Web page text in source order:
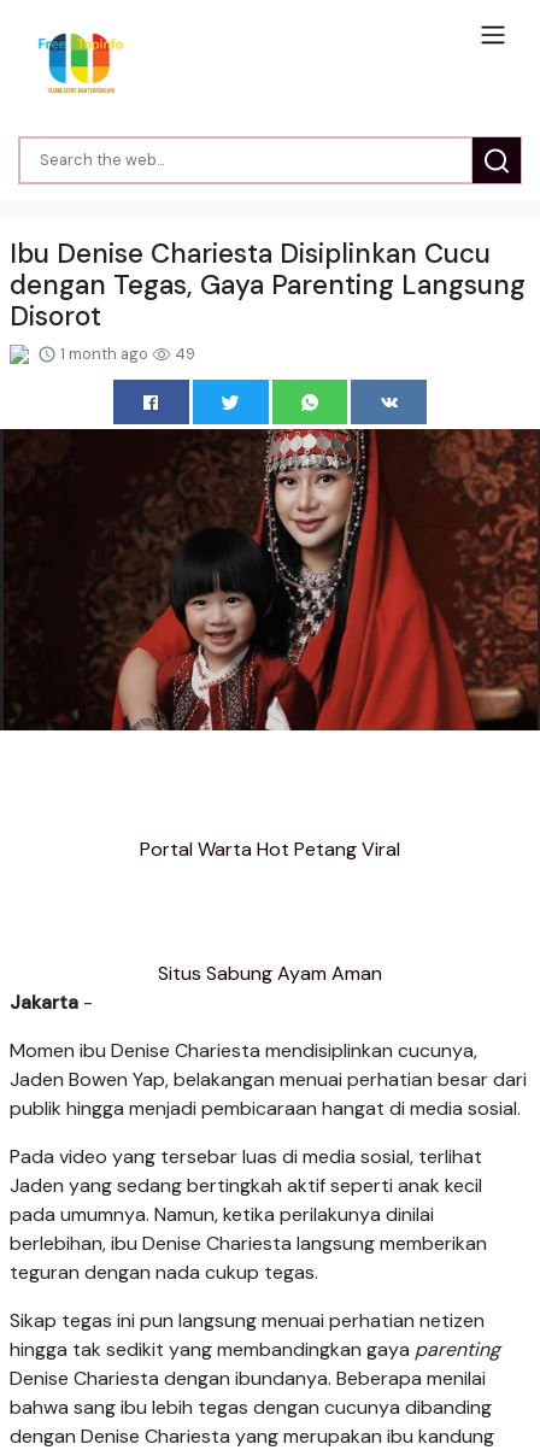
Ibu Denise Chariesta Disiplinkan Cucu
dengan Tegas, Gaya Parenting Langsung
Disorot
1 month ago 49
Portal Warta Hot Petang Viral
Situs Sabung Ayam Aman
Jakarta -
Momen ibu Denise Chariesta mendisiplinkan cucunya,
Jaden Bowen Yap, belakangan menuai perhatian besar dari
publik hingga menjadi pembicaraan hangat di media sosial.
Pada video yang tersebar luas di media sosial, terlihat
Jaden yang sedang bertingkah aktif seperti anak kecil
pada umumnya. Namun, ketika perilakunya dinilai
berlebihan, ibu Denise Chariesta langsung memberikan
teguran dengan nada cukup tegas.
Sikap tegas ini pun langsung menuai perhatian netizen
hingga tak sedikit yang membandingkan gaya parenting
Denise Chariesta dengan ibundanya. Beberapa menilai
bahwa sang ibu lebih tegas dengan cucunya dibanding
dengan Denise Chariesta yang merupakan ibu kandung